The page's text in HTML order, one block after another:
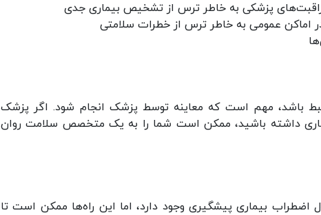
پزشکی به خاطر ترس از تشخیص بیماری جدی
اماکن عمومی به خاطر ترس از خطرات سلامتی
باشد، مهم است که معاینه توسط پزشک انجام شود. اگر پزشک
داشته باشید، ممکن است شما را به یک متخصص سلامت روان
اضطراب بیماری پیشگیری وجود دارد، اما این راه‌ها ممکن است تا